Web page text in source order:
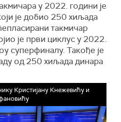
у 2022. години је
је добио 250 хиљада
такмичар
је први циклус у 2022.
суперфиналу. Такође је
од 250 хиљада динара
Кристијану Кнежевићу и